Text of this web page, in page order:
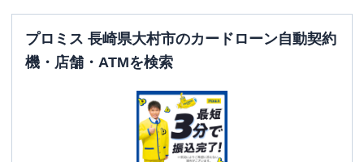
プロミス 長崎県大村市のカードローン自動契約
機・店舗・ATMを検索